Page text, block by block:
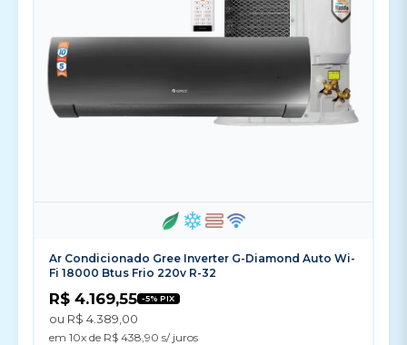
Ar Condicionado Gree Inverter G-Diamond Auto Wi-
Fi 18000 Btus Frio 220v R-32
R$ 4.169,55 -5% PIX
ou R$ 4.389,00
em 10x de R$ 438,90 s/ juros